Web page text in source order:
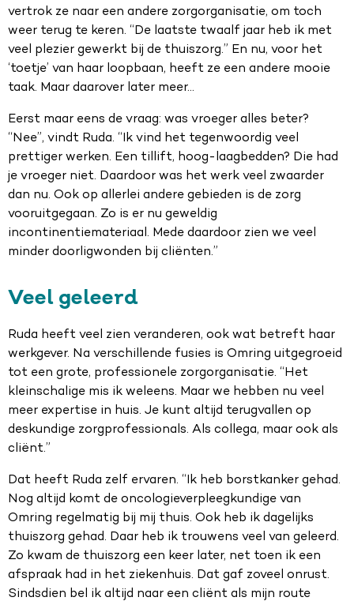
vertrok ze naar een andere zorgorganisatie, om toch
weer terug te keren. “De laatste twaalf jaar heb ik met
veel plezier gewerkt bij de thuiszorg.” En nu, voor het
‘toetje’ van haar loopbaan, heeft ze een andere mooie
taak. Maar daarover later meer…
Eerst maar eens de vraag: was vroeger alles beter?
“Nee”, vindt Ruda. “Ik vind het tegenwoordig veel
prettiger werken. Een tillift, hoog-laagbedden? Die had
je vroeger niet. Daardoor was het werk veel zwaarder
dan nu. Ook op allerlei andere gebieden is de zorg
vooruitgegaan. Zo is er nu geweldig
incontinentiemateriaal. Mede daardoor zien we veel
minder doorligwonden bij cliënten.”
Veel geleerd
Ruda heeft veel zien veranderen, ook wat betreft haar
werkgever. Na verschillende fusies is Omring uitgegroeid
tot een grote, professionele zorgorganisatie. “Het
kleinschalige mis ik weleens. Maar we hebben nu veel
meer expertise in huis. Je kunt altijd terugvallen op
deskundige zorgprofessionals. Als collega, maar ook als
cliënt.”
Dat heeft Ruda zelf ervaren. “Ik heb borstkanker gehad.
Nog altijd komt de oncologieverpleegkundige van
Omring regelmatig bij mij thuis. Ook heb ik dagelijks
thuiszorg gehad. Daar heb ik trouwens veel van geleerd.
Zo kwam de thuiszorg een keer later, net toen ik een
afspraak had in het ziekenhuis. Dat gaf zoveel onrust.
Sindsdien bel ik altijd naar een cliënt als mijn route